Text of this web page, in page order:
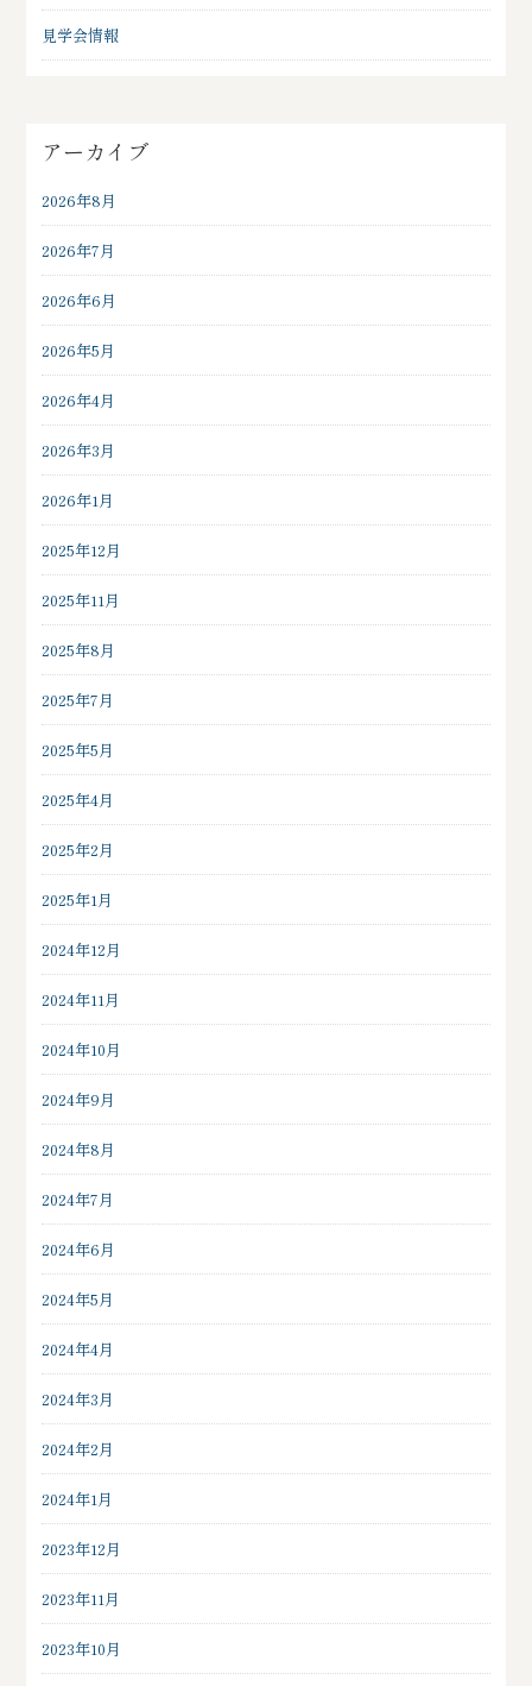
見学会情報
アーカイブ
2026年8月
2026年7月
2026年6月
2026年5月
2026年4月
2026年3月
2026年1月
2025年12月
2025年11月
2025年8月
2025年7月
2025年5月
2025年4月
2025年2月
2025年1月
2024年12月
2024年11月
2024年10月
2024年9月
2024年8月
2024年7月
2024年6月
2024年5月
2024年4月
2024年3月
2024年2月
2024年1月
2023年12月
2023年11月
2023年10月